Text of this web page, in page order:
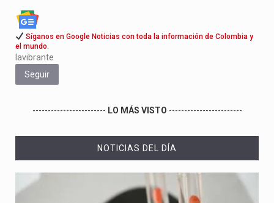
Síganos en Google Noticias con toda la información de Colombia y
el mundo.
lavibrante
Seguir
------------------------ LO MÁS VISTO ------------------------
NOTICIAS DEL DÍA